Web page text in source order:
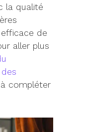
la qualité
efficace de
aller plus
compléter